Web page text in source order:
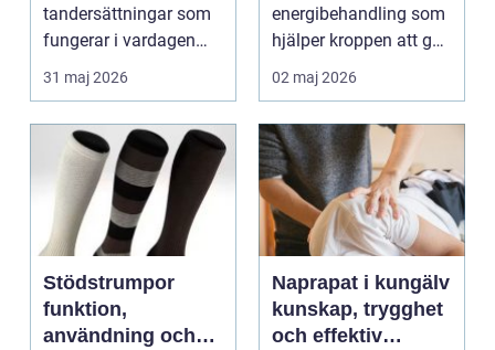
tandersättningar som
fungerar i vardagen
kronor, broar,
implantat, ...
31 maj 2026
energibehandling som
hjälper kroppen att gå
från stressläge till
02 maj 2026
Stödstrumpor
funktion,
användning och
Naprapat i kungälv
kunskap, trygghet
och effektiv